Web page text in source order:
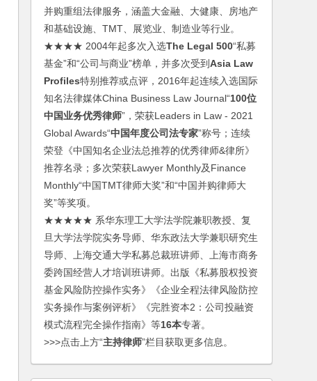
并购重组法律服务，涵盖大金融、大健康、房地产
和基础设施、TMT、展览业、制造业等行业。
★★★★ 2004年起多次入选The Legal 500“私募
基金”和“公司与商业”榜单，并多次受到Asia Law
Profiles特别推荐或点评，2016年起连续入选国际
知名法律媒体China Business Law Journal“100位
中国业务优秀律师”，荣获Leaders in Law - 2021
Global Awards“中国年度公司法专家”称号；连续
荣登《中国知名企业法总推荐的优秀律师&律所》
推荐名录；多次荣获Lawyer Monthly及Finance
Monthly“中国TMT律师大奖”和“中国并购律师大
奖”等奖项。
★★★★★ 系华东理工大学法学院兼职教授、复
旦大学法学院实务导师、华东政法大学兼职研究生
导师、上海交通大学私募总裁班讲师、上海市商务
委跨国经营人才培训班讲师。出版《私募股权投资
基金风险防控操作实务》《企业全程法律风险防控
实务操作与案例评析》《完胜资本2：公司投融资
模式流程完全操作指南》等16本专著。
>>>点击上方“主持律师”栏目获取更多信息。